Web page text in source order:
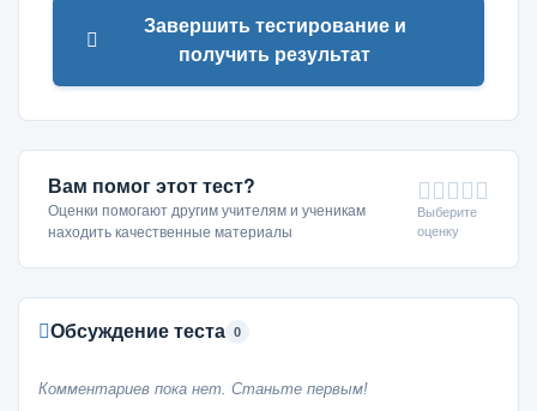
Завершить тестирование и
получить результат
Вам помог этот тест?
Оценки помогают другим учителям и ученикам
находить качественные материалы
Выберите
оценку
Обсуждение теста 0
Комментариев пока нет. Станьте первым!